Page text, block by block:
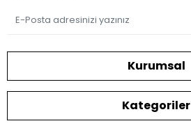
Kurumsal
Kategoriler